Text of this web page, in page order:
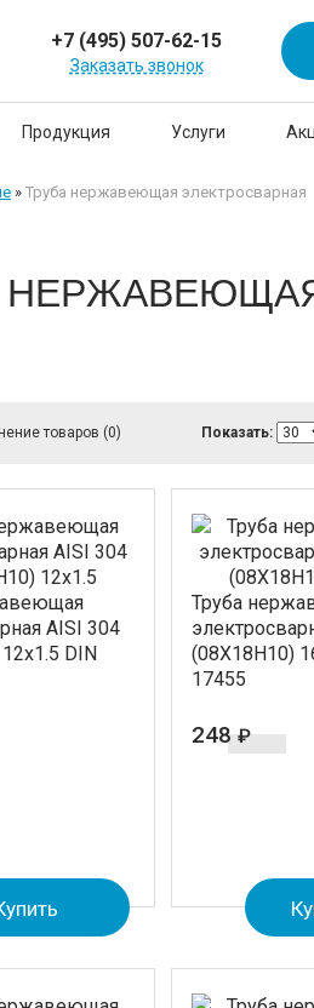
+7 (495) 507-62-15
Заказать звонок
Продукция Услуги
» Труба нержавеющая электросварная
товаров (0) Показать:
AISI 304
DIN
Труба
(08Х18Н10)
17455
248 ₽